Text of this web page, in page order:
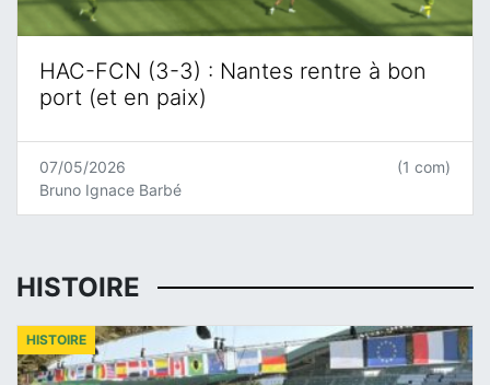
HAC-FCN (3-3) : Nantes rentre à bon
port (et en paix)
07/05/2026
Bruno Ignace Barbé
(1 com)
HISTOIRE
HISTOIRE